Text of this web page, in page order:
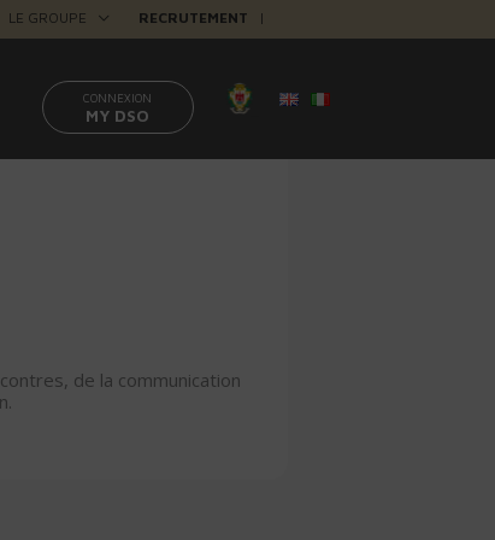
RECRUTEMENT |
LE GROUPE
CONNEXION
MY DSO
de la communication